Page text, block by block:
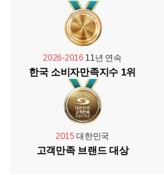
2026-2016 11년 연속
한국 소비자만족지수 1위
2015 대한민국
고객만족 브랜드 대상